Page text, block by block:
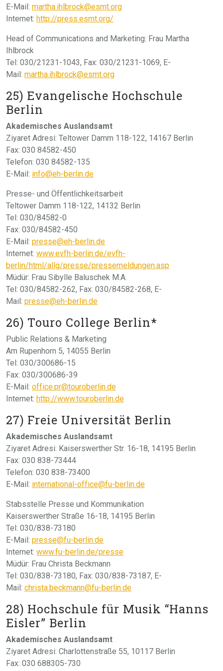
E-Mail: martha.ihlbrock@esmt.org
Internet: http://press.esmt.org/
Head of Communications and Marketing: Frau Martha
Ihlbrock
Tel: 030/21231-1043, Fax: 030/21231-1069, E-
Mail: martha.ihlbrock@esmt.org
25) Evangelische Hochschule
Berlin
Akademisches Auslandsamt
Ziyaret Adresi: Teltower Damm 118-122, 14167 Berlin
Fax: 030 84582-450
Telefon: 030 84582-135
E-Mail: info@eh-berlin.de
Presse- und Öffentlichkeitsarbeit
Teltower Damm 118-122, 14132 Berlin
Tel: 030/84582-0
Fax: 030/84582-450
E-Mail: presse@eh-berlin.de
Internet: www.evfh-berlin.de/evfh-
berlin/html/allg/presse/pressemeldungen.asp
Müdür: Frau Sibylle Baluschek M.A.
Tel: 030/84582-262, Fax: 030/84582-268, E-
Mail: presse@eh-berlin.de
26) Touro College Berlin*
Public Relations & Marketing
Am Rupenhorn 5, 14055 Berlin
Tel: 030/300686-15
Fax: 030/300686-39
E-Mail: office.pr@touroberlin.de
Internet: http://www.touroberlin.de
27) Freie Universität Berlin
Akademisches Auslandsamt
Ziyaret Adresi: Kaiserswerther Str. 16-18, 14195 Berlin
Fax: 030 838-73444
Telefon: 030 838-73400
E-Mail: international-office@fu-berlin.de
Stabsstelle Presse und Kommunikation
Kaiserswerther Straße 16-18, 14195 Berlin
Tel: 030/838-73180
E-Mail: presse@fu-berlin.de
Internet: www.fu-berlin.de/presse
Müdür: Frau Christa Beckmann
Tel: 030/838-73180, Fax: 030/838-73187, E-
Mail: christa.beckmann@fu-berlin.de
28) Hochschule für Musik “Hanns
Eisler” Berlin
Akademisches Auslandsamt
Ziyaret Adresi: Charlottenstraße 55, 10117 Berlin
Fax: 030 688305-730